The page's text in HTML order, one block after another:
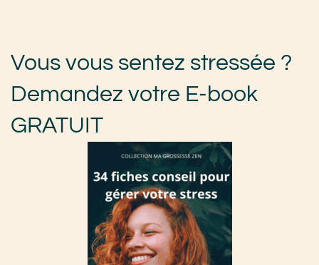
Vous vous sentez stressée ?
Demandez votre E-book
GRATUIT